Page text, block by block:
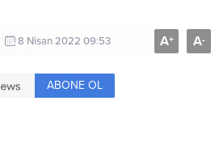
8 Nisan 2022 09:53 A+ A-
ABONE OL